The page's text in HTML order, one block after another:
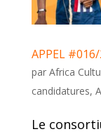
APPEL
par Africa
candidatures,
Le